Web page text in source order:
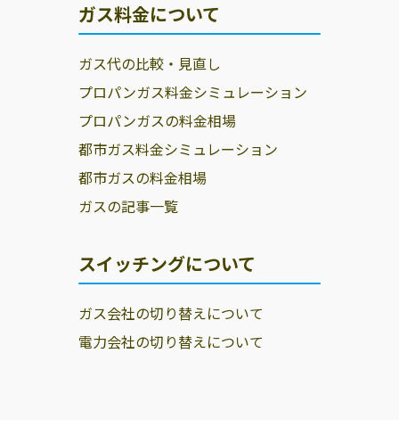
ガス料金について
ガス代の比較・見直し
プロパンガス料金シミュレーション
プロパンガスの料金相場
都市ガス料金シミュレーション
都市ガスの料金相場
ガスの記事一覧
スイッチングについて
ガス会社の切り替えについて
電力会社の切り替えについて